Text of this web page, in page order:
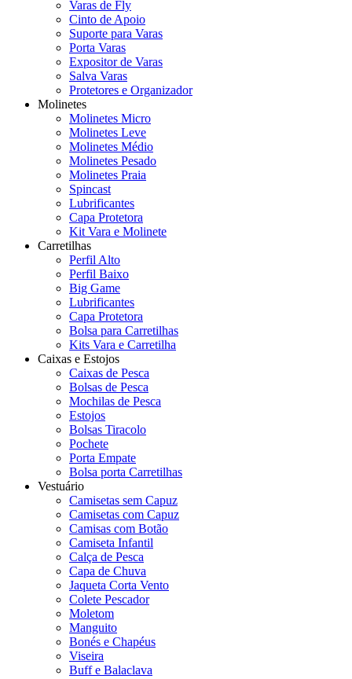
Varas de Fly
Cinto de Apoio
Suporte para Varas
Porta Varas
Expositor de Varas
Salva Varas
Protetores e Organizador
Molinetes
Molinetes Micro
Molinetes Leve
Molinetes Médio
Molinetes Pesado
Molinetes Praia
Spincast
Lubrificantes
Capa Protetora
Kit Vara e Molinete
Carretilhas
Perfil Alto
Perfil Baixo
Big Game
Lubrificantes
Capa Protetora
Bolsa para Carretilhas
Kits Vara e Carretilha
Caixas e Estojos
Caixas de Pesca
Bolsas de Pesca
Mochilas de Pesca
Estojos
Bolsas Tiracolo
Pochete
Porta Empate
Bolsa porta Carretilhas
Vestuário
Camisetas sem Capuz
Camisetas com Capuz
Camisas com Botão
Camiseta Infantil
Calça de Pesca
Capa de Chuva
Jaqueta Corta Vento
Colete Pescador
Moletom
Manguito
Bonés e Chapéus
Viseira
Buff e Balaclava